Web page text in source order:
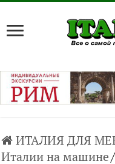
ИТАЛИЯ ДЛЯ
Италии на машине/